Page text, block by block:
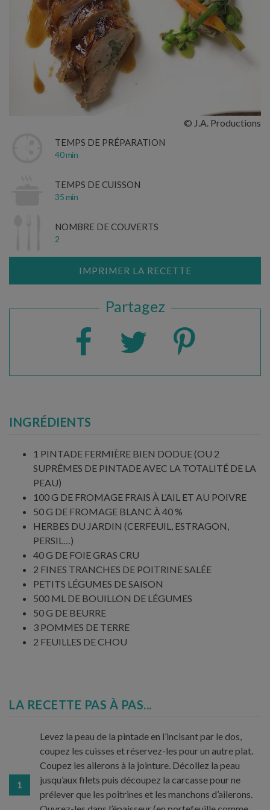
© J.A. Productions
TEMPS DE PRÉPARATION
40 min
TEMPS DE CUISSON
35 min
NOMBRE DE COUVERTS
2
IMPRIMER LA RECETTE
Partagez
INGRÉDIENTS
1 PINTADE FERMIÈRE BIEN DODUE (OU 2
SUPRÊMES DE PINTADE AVEC LA TOTALITÉ DE LA
PEAU)
100 G DE FROMAGE FRAIS À L’AIL ET AU POIVRE
50 G DE FROMAGE BLANC À 40 %
HERBES DU JARDIN (CERFEUIL, ESTRAGON,
PERSIL…)
40 G DE FOIE GRAS CRU
2 FINES TRANCHES DE POITRINE SALÉE
PETITS LÉGUMES DE SAISON
500 ML DE BOUILLON DE LÉGUMES
50 G DE BEURRE
3 POMMES DE TERRE
2 FEUILLES DE CHOU
LA RECETTE PAS À PAS...
1
Levez la peau de la pintade en l’incisant par le dos,
coupez les cuisses et réservez-les pour un autre plat.
Coupez les ailerons à la jointure. Décollez la peau
jusqu’aux filets puis découpez la carcasse pour ne
prélever que les poitrines et les manchons d’ailerons.